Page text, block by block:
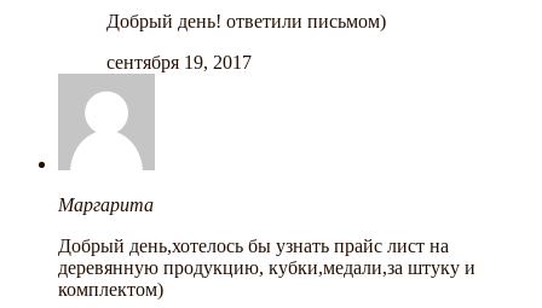
Добрый день! ответили письмом)
сентября 19, 2017
Маргарита
Добрый день,хотелось бы узнать прайс лист на
деревянную продукцию, кубки,медали,за штуку и
комплектом)